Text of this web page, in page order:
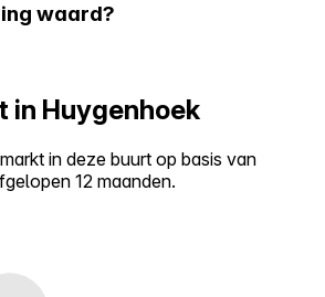
waard?
in Huygenhoek
in deze buurt op basis van
12 maanden.